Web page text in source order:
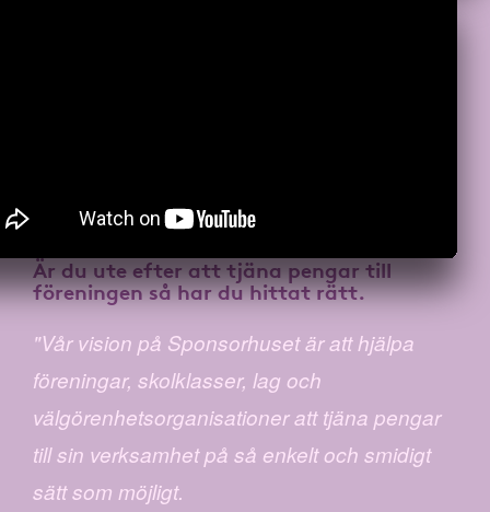
Är du ute efter atttjäna pengar till
föreningenså har du hittat rätt.
"Vår vision på Sponsorhuset är att hjälpa
föreningar, skolklasser, lag och
välgörenhetsorganisationer att tjäna pengar
till sin verksamhet på så enkelt och smidigt
sätt som möjligt.